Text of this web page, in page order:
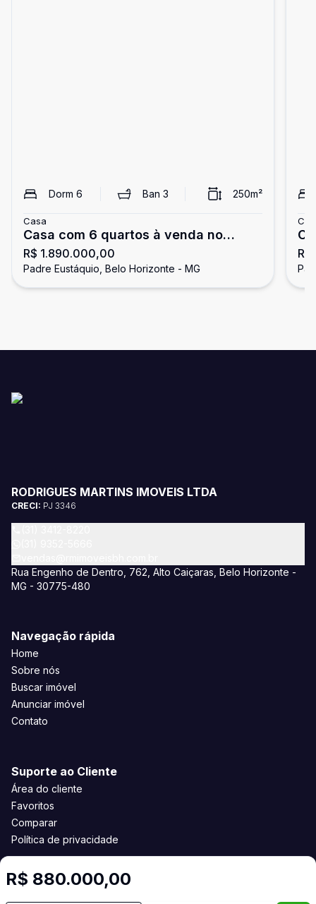
Dorm 6 Ban3 250m²
Casa
Casa com 6 quartos à venda no
Padre Eustáquio
R$ 1.890.000,00
Padre Eustáquio, Belo Horizonte - MG
R$ 880.000,00
RODRIGUES MARTINS IMOVEIS LTDA
CRECI: PJ 3346
Rua Engenho de Dentro, 762, Alto Caiçaras, Belo Horizonte -
MG - 30775-480
Navegação rápida
Home
Sobre nós
Buscar imóvel
Anunciar imóvel
Contato
Suporte ao Cliente
Área do cliente
Favoritos
Comparar
Política de privacidade